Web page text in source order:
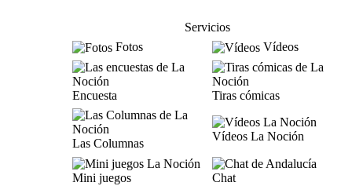
Servicios
Fotos
Vídeos
Encuesta Tiras cómicas
Las Columnas
Vídeos La Noción
Mini juegos
Chat